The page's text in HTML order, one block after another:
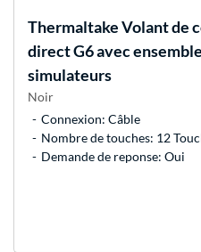
ThermaltakeVolant de
direct G6 avec
simulateurs
Noir
Connexion: Câble
Nombre de touches: 12
Demande de reponse: Oui